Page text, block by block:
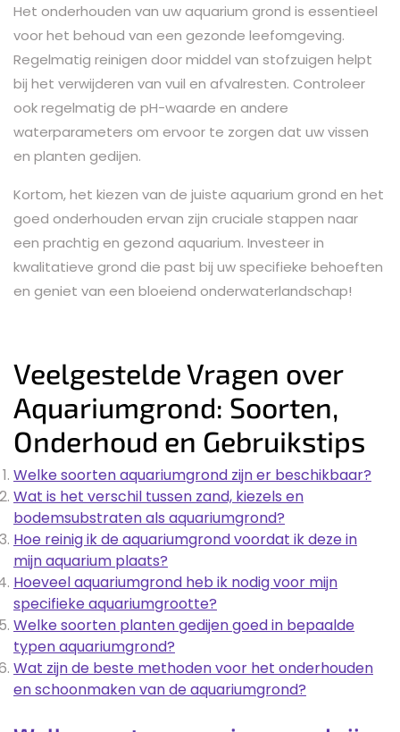
Het onderhouden van uw aquarium grond is essentieel
voor het behoud van een gezonde leefomgeving.
Regelmatig reinigen door middel van stofzuigen helpt
bij het verwijderen van vuil en afvalresten. Controleer
ook regelmatig de pH-waarde en andere
waterparameters om ervoor te zorgen dat uw vissen
en planten gedijen.
Kortom, het kiezen van de juiste aquarium grond en het
goed onderhouden ervan zijn cruciale stappen naar
een prachtig en gezond aquarium. Investeer in
kwalitatieve grond die past bij uw specifieke behoeften
en geniet van een bloeiend onderwaterlandschap!
Veelgestelde Vragen over
Aquariumgrond: Soorten,
Onderhoud en Gebruikstips
Welke soorten aquariumgrond zijn er beschikbaar?
Wat is het verschil tussen zand, kiezels en
bodemsubstraten als aquariumgrond?
Hoe reinig ik de aquariumgrond voordat ik deze in
mijn aquarium plaats?
Hoeveel aquariumgrond heb ik nodig voor mijn
specifieke aquariumgrootte?
Welke soorten planten gedijen goed in bepaalde
typen aquariumgrond?
Wat zijn de beste methoden voor het onderhouden
en schoonmaken van de aquariumgrond?